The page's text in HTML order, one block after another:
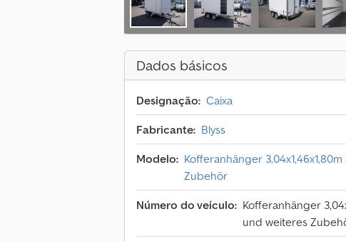
Dados básicos
Designação: Caixa
Fabricante: Blyss
Modelo: Kofferanhänger
Zubehör
Número do veículo: Kofferanhänger
und weiteres